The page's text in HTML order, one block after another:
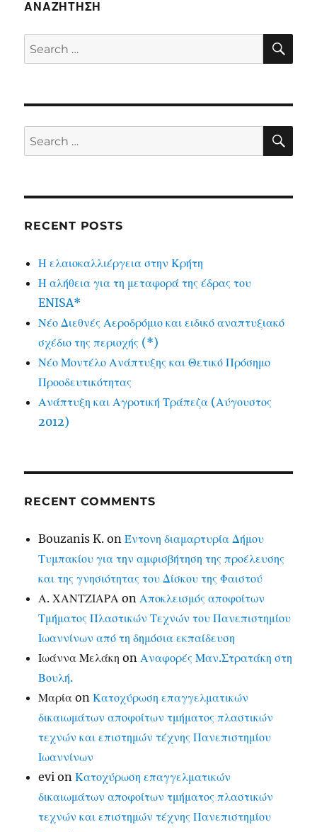
ΑΝΑΖΉΤΗΣΗ
Search
for:
Search
for:
RECENT POSTS
Η ελαιοκαλλιέργεια στην Κρήτη
Η αλήθεια για τη μεταφορά της έδρας του
ENISA*
Νέο Διεθνές Αεροδρόμιο και ειδικό αναπτυξιακό
σχέδιο της περιοχής (*)
Νέο Μοντέλο Ανάπτυξης και Θετικό Πρόσημο
Προοδευτικότητας
Ανάπτυξη και Αγροτική Τράπεζα (Αύγουστος
2012)
RECENT COMMENTS
Bouzanis K. onΈντονη διαμαρτυρία Δήμου
Τυμπακίου για την αμφισβήτηση της προέλευσης
και της γνησιότητας του Δίσκου της Φαιστού
Α. ΧΑΝΤΖΙΑΡΑ onΑποκλεισμός αποφοίτων
Τμήματος Πλαστικών Τεχνών του Πανεπιστημίου
Ιωαννίνων από τη δημόσια εκπαίδευση
Ιωάννα Μελάκη onΑναφορές Μαν.Στρατάκη στη
Βουλή.
Μαρία onΚατοχύρωση επαγγελματικών
δικαιωμάτων αποφοίτων τμήματος πλαστικών
τεχνών και επιστημών τέχνης Πανεπιστημίου
Ιωαννίνων
evi onΚατοχύρωση επαγγελματικών
δικαιωμάτων αποφοίτων τμήματος πλαστικών
τεχνών και επιστημών τέχνης Πανεπιστημίου